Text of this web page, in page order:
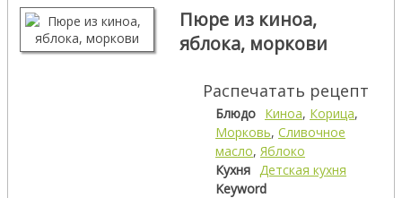
Пюре из киноа,
яблока, моркови
Распечатать рецепт
Блюдо Киноа, Корица,
Морковь, Сливочное
масло, Яблоко
Кухня Детская кухня
Keyword